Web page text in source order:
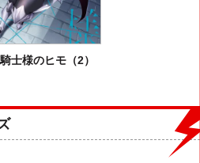
士様のヒモ（2）